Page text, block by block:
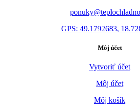
GPS: 49.1792683,
Môj účet
Vytvoriť účet
Môj účet
Môj košík